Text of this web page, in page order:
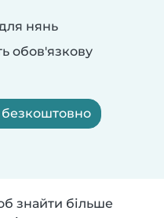
нянь
обов'язкову
безкоштовно
знайти більше